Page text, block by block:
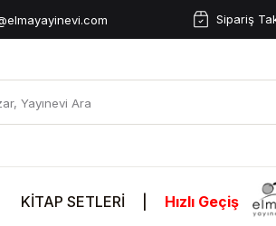
Sipariş
KITAP SETLERI Hızlı Geçiş